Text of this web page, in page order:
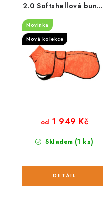
2.0 Softshellová bunda
oranžová
Novinka
Nová kolekce
Skladem (1 ks)
od 1 949 Kč